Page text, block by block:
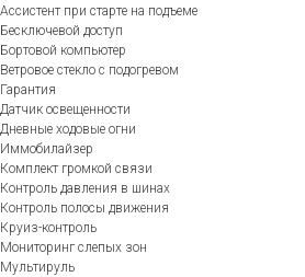
Ассистент при старте на подъеме
Бесключевой доступ
Бортовой компьютер
Ветровое стекло с подогревом
Гарантия
Датчик освещенности
Дневные ходовые огни
Иммобилайзер
Комплект громкой связи
Контроль давления в шинах
Контроль полосы движения
Круиз-контроль
Мониторинг слепых зон
Мультируль